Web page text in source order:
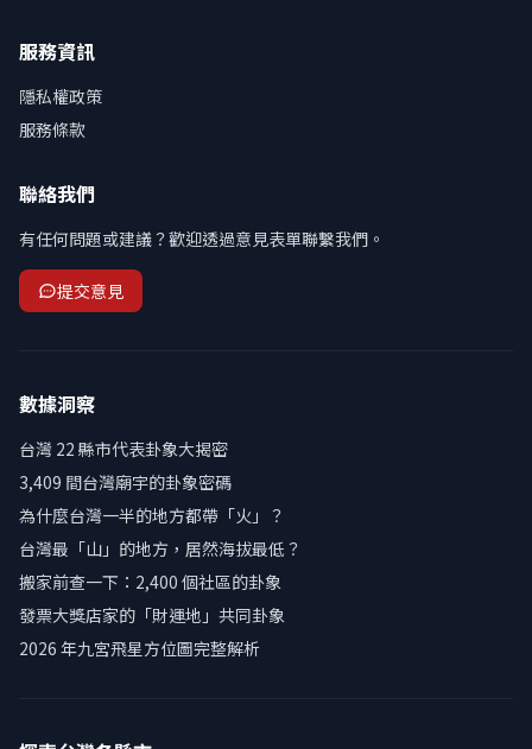
服務資訊
隱私權政策
服務條款
聯絡我們
有任何問題或建議？歡迎透過意見表單聯繫我們。
提交意見
數據洞察
台灣 22 縣市代表卦象大揭密
3,409 間台灣廟宇的卦象密碼
為什麼台灣一半的地方都帶「火」？
台灣最「山」的地方，居然海拔最低？
搬家前查一下：2,400 個社區的卦象
發票大獎店家的「財運地」共同卦象
2026 年九宮飛星方位圖完整解析